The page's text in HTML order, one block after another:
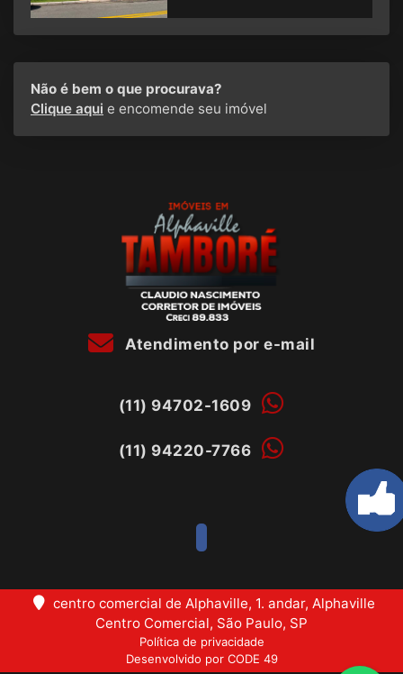
Não é bem o que procurava?
Clique aqui e encomende seu imóvel
Atendimento por e-mail
(11) 94702-1609
(11) 94220-7766
centro comercial de Alphaville, 1. andar, Alphaville
Centro Comercial, São Paulo, SP
Política de privacidade
Desenvolvido por CODE 49